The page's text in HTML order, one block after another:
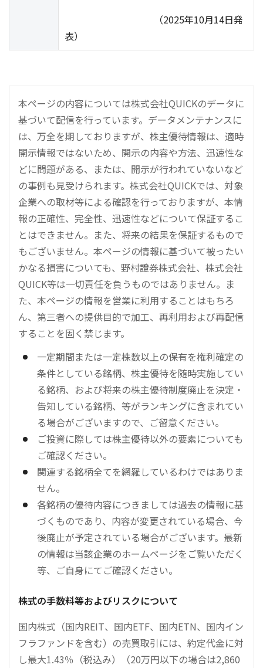
（2025年10月14日発
表）
本ページの内容については株式会社QUICKのデータに
基づいて配信を行っています。データメンテナンスに
は、万全を期しておりますが、株主優待情報は、適時
開示情報ではないため、開示の内容や方法、迅速性な
どに問題がある、または、開示が行われていないなど
の事例も見受けられます。株式会社QUICKでは、対象
企業への取材等による確認を行っておりますが、本情
報の正確性、完全性、迅速性などについて保証するこ
とはできません。また、将来の結果を保証するもので
もございません。本ページの情報に基づいて被ったい
かなる損害についても、野村證券株式会社、株式会社
QUICK等は一切責任を負うものではありません。ま
た、本ページの情報を営業に利用することはもちろ
ん、第三者への提供目的で加工、再利用および再配信
することを固く禁じます。
一定期間または一定株数以上の保有を権利確定の
条件としている銘柄、株主優待を随時実施してい
る銘柄、および将来の株主優待制度廃止を決定・
告知している銘柄、等がランキングに含まれてい
る場合がございますので、ご留意ください。
ご投資に際しては株主優待以外の要素についても
ご確認ください。
関連する銘柄全てを網羅しているわけではありま
せん。
各銘柄の優待内容につきましては過去の情報に基
づくものであり、内容が変更されている場合、今
後廃止が予定されている場合がございます。最新
の情報は当該企業のホームページをご覧いただく
等、ご自身にてご確認ください。
株式の手数料等およびリスクについて
国内株式（国内REIT、国内ETF、国内ETN、国内イン
フラファンドを含む）の売買取引には、約定代金に対
し最大1.43％（税込み）（20万円以下の場合は2,860